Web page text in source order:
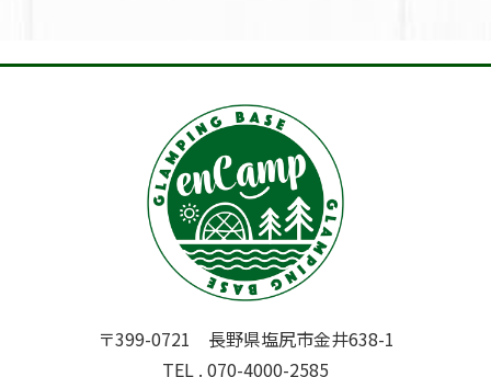
〒399-0721 長野県塩尻市金井638-1
TEL . 070-4000-2585